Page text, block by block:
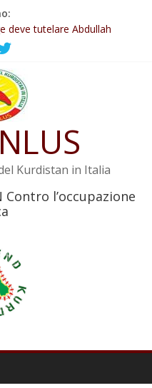
deve essere trasformata in
deve tutelare Abdullah
è di nuovo sotto minaccia
Rêber Apo ostacolerebbe
contro i crimini di guerra
Kurdistan in Italia
Contro l’occupazione